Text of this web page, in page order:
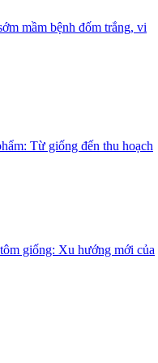
mầm bệnh đốm trắng, vi
Từ giống đến thu hoạch
giống: Xu hướng mới của